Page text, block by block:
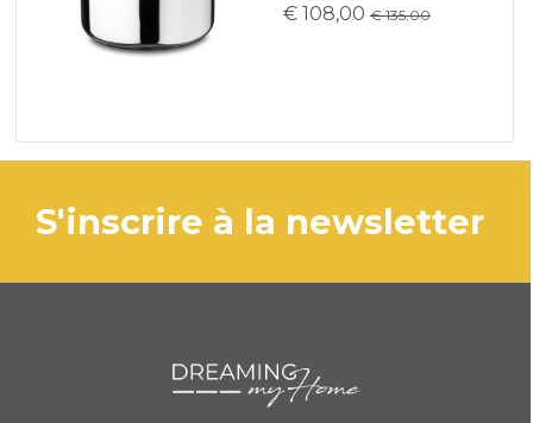
€ 108,00 € 135.00
s'inscrire à la newsletter